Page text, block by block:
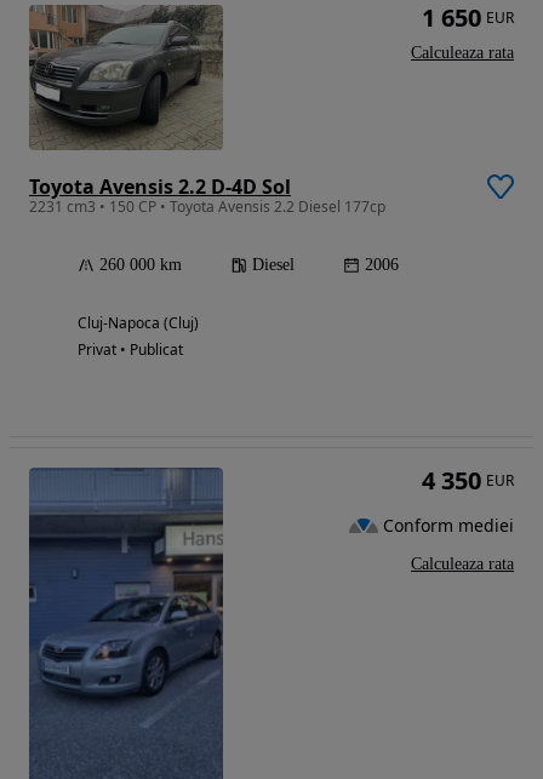
Toyota Avensis 2.2 D-4D Sol
2231 cm3 • 150 CP • Toyota Avensis 2.2 Diesel 177cp
260 000 km Diesel 2006
Cluj-Napoca (Cluj)
Privat • Publicat
1 650 EUR
Calculeaza rata
4 350 EUR
Conform mediei
Calculeaza rata